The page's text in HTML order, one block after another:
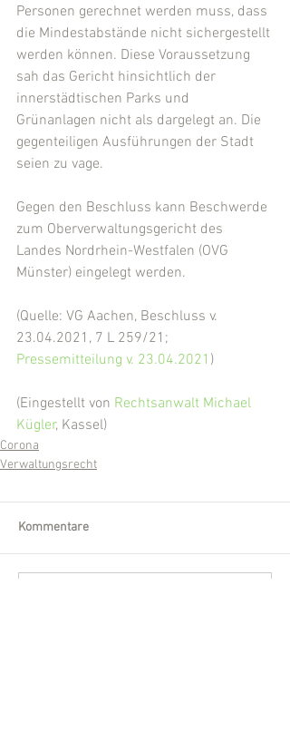
Personen gerechnet werden muss, dass
die Mindestabstände nicht sichergestellt
werden können. Diese Voraussetzung
sah das Gericht hinsichtlich der
innerstädtischen Parks und
Grünanlagen nicht als dargelegt an. Die
gegenteiligen Ausführungen der Stadt
seien zu vage.
Gegen den Beschluss kann Beschwerde
zum Oberverwaltungsgericht des
Landes Nordrhein-Westfalen (OVG
Münster) eingelegt werden.
(Quelle: VG Aachen, Beschluss v.
23.04.2021, 7 L 259/21;
Pressemitteilung v. 23.04.2021 )
(Eingestellt von Rechtsanwalt Michael
Kügler, Kassel)
Corona
Verwaltungsrecht
Kommentare